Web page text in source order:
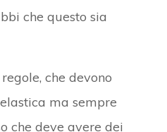
che questo sia
che devono
ma sempre
che deve avere dei